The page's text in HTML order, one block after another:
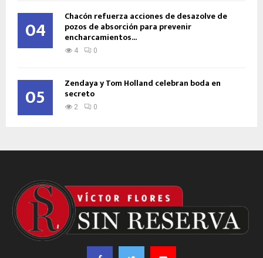
04 Chacón refuerza acciones de desazolve de
pozos de absorción para prevenir
encharcamientos...
4 0
05 Zendaya y Tom Holland celebran boda en
secreto
2 0